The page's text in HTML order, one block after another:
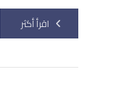
اقرأ أكثر